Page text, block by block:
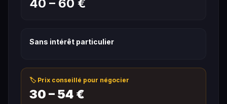
40 – 60 €
Sans intérêt particulier
🏷️ Prix conseillé pour négocier
30 – 54 €